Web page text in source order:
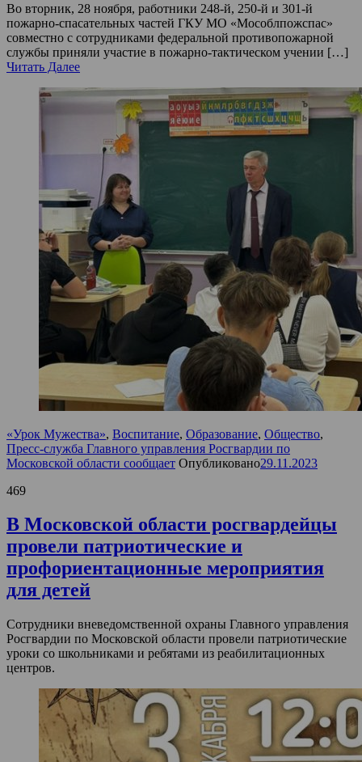
Во вторник, 28 ноября, работники 248-й, 250-й и 301-й
пожарно-спасательных частей ГКУ МО «Мособлпожспас»
совместно с сотрудниками федеральной противопожарной
службы приняли участие в пожарно-тактическом учении […]
Читать Далее
«Урок Мужества», Воспитание, Образование, Общество,
Пресс-служба Главного управления Росгвардии по
Московской области сообщает Опубликовано29.11.2023
469
В Московской области росгвардейцы
провели патриотические и
профориентационные мероприятия
для детей
Сотрудники вневедомственной охраны Главного управления
Росгвардии по Московской области провели патриотические
уроки со школьниками и ребятами из реабилитационных
центров.